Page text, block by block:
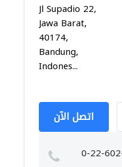
Jl Supadio 22,
Jawa Barat,
40174,
Bandung,
Indones...
اتصل الآن
0-22-